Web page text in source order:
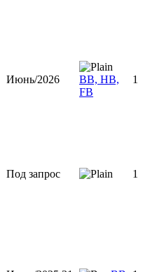
Июнь/2026
BB, HB,
FB
1
Под запрос 1